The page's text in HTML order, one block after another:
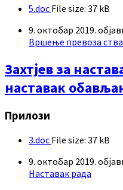
5.doc File size: 37 kB
9. октобар 2019.
Вршење превоза
Захтјев за
наставак
Прилози
3.doc File size: 37 kB
9. октобар 2019.
Наставак рада